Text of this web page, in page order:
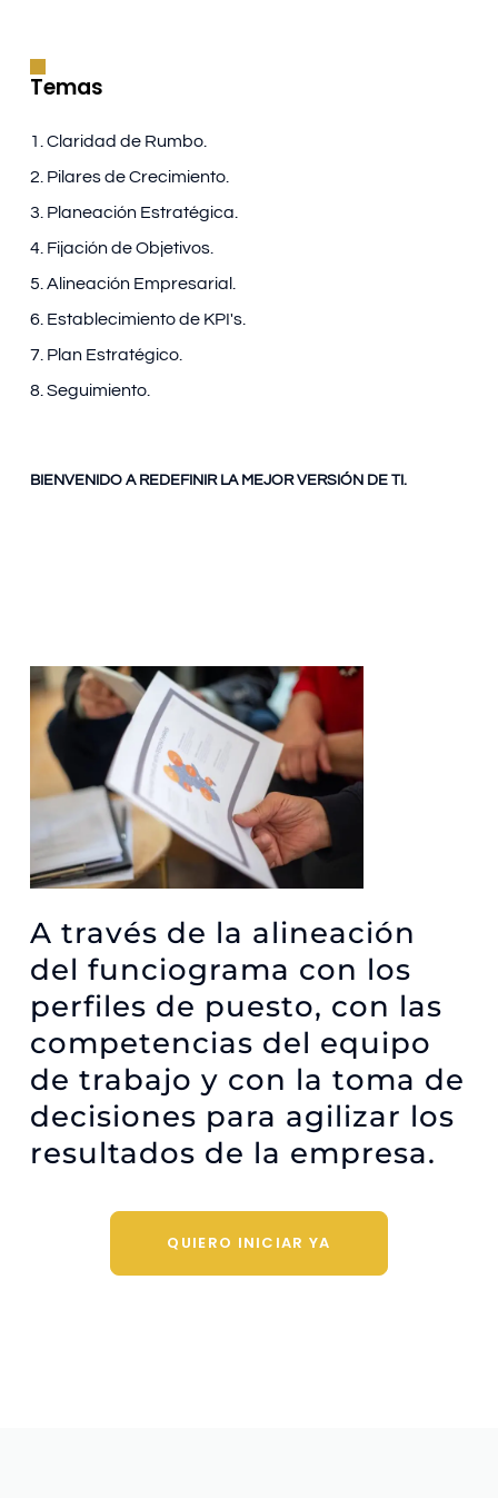
Temas
1. Claridad de Rumbo.
2. Pilares de Crecimiento.
3. Planeación Estratégica.
4. Fijación de Objetivos.
5. Alineación Empresarial.
6. Establecimiento de KPI's.
7. Plan Estratégico.
8. Seguimiento.
BIENVENIDO A REDEFINIR LA MEJOR VERSIÓN DE TI.
A través de la alineación
del funciograma con los
perfiles de puesto, con las
competencias del equipo
de trabajo y con la toma de
decisiones para agilizar los
resultados de la empresa.
QUIERO INICIAR YA